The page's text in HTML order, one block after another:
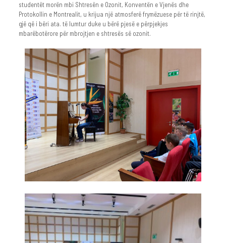
studentët morën mbi Shtresën e Ozonit, Konventën e Vjenës dhe
Protokollin e Montrealit, u krijua një atmosferë frymëzuese për të rinjtë,
gjë që i bëri ata. të lumtur duke u bërë pjesë e përpjekjes
mbarëbotërore për mbrojtjen e shtresës së ozonit.